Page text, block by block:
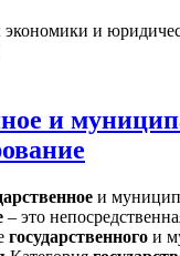
и
и
и
– это
государственного и